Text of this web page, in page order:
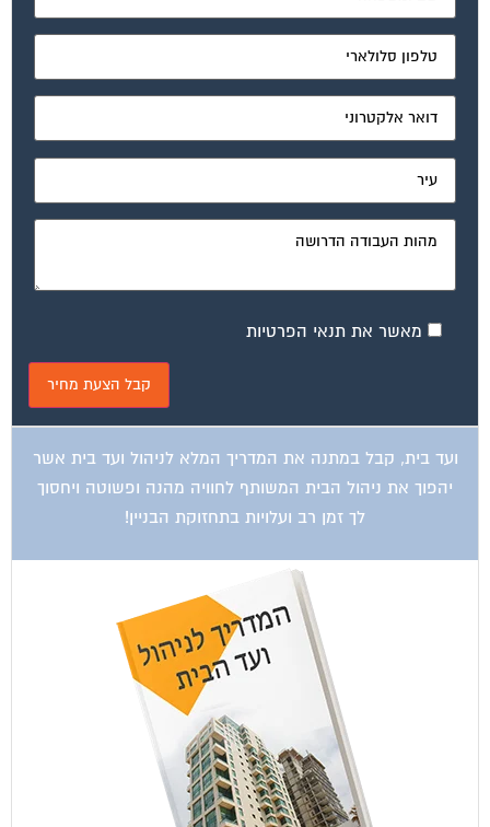
מאשר את תנאי הפרטיות
ועד בית, קבל במתנה את המדריך המלא לניהול ועד בית אשר
יהפוך את ניהול הבית המשותף לחוויה מהנה ופשוטה ויחסוך
לך זמן רב ועלויות בתחזוקת הבניין!